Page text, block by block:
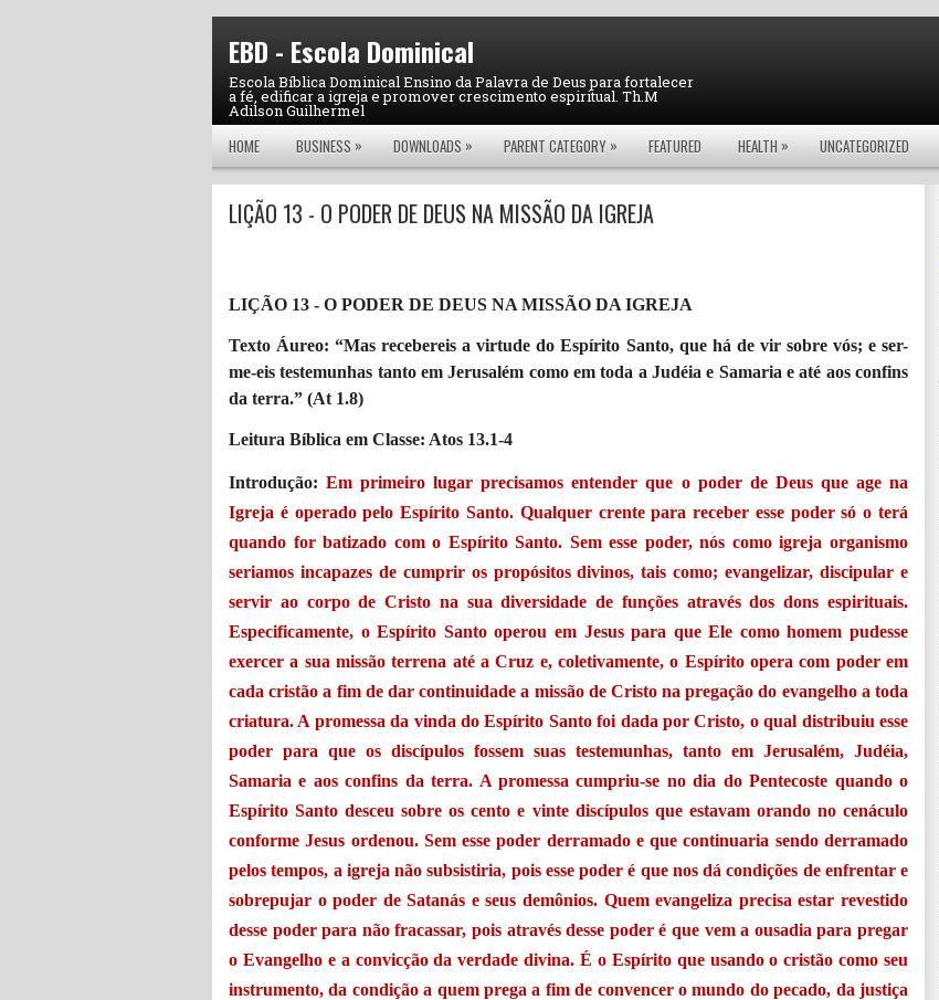
EBD - Escola Dominical
Escola Bíblica Dominical Ensino da Palavra de Deus para fortalecer
a fé, edificar a igreja e promover crescimento espiritual. Th.M
Adilson Guilhermel
HOME BUSINESS » DOWNLOADS » PARENT CATEGORY » FEATURED HEALTH » UNCATEGORIZED
LIÇÃO 13 - O PODER DE DEUS NA MISSÃO DA IGREJA
LIÇÃO 13 - O PODER DE DEUS NA MISSÃO DA IGREJA
Texto Áureo: “Mas recebereis a virtude do Espírito Santo, que há de vir sobre vós; e ser-
me-eis testemunhas tanto em Jerusalém como em toda a Judéia e Samaria e até aos confins
da terra.” (At 1.8)
Leitura Bíblica em Classe: Atos 13.1-4
Introdução:Em primeiro lugar precisamos entender que o poder de Deus que age na
Igreja é operado pelo Espírito Santo. Qualquer crente para receber esse poder só o terá
quando for batizado com o Espírito Santo. Sem esse poder, nós como igreja organismo
seriamos incapazes de cumprir os propósitos divinos, tais como; evangelizar, discipular e
servir ao corpo de Cristo na sua diversidade de funções através dos dons espirituais.
Especificamente, o Espírito Santo operou em Jesus para que Ele como homem pudesse
exercer a sua missão terrena até a Cruz e, coletivamente, o Espírito opera com poder em
cada cristão a fim de dar continuidade a missão de Cristo na pregação do evangelho a toda
criatura. A promessa da vinda do Espírito Santo foi dada por Cristo, o qual distribuiu esse
poder para que os discípulos fossem suas testemunhas, tanto em Jerusalém, Judéia,
Samaria e aos confins da terra. A promessa cumpriu-se no dia do Pentecoste quando o
Espírito Santo desceu sobre os cento e vinte discípulos que estavam orando no cenáculo
conforme Jesus ordenou. Sem esse poder derramado e que continuaria sendo derramado
pelos tempos, a igreja não subsistiria, pois esse poder é que nos dá condições de enfrentar e
sobrepujar o poder de Satanás e seus demônios. Quem evangeliza precisa estar revestido
desse poder para não fracassar, pois através desse poder é que vem a ousadia para pregar
o Evangelho e a convicção da verdade divina. É o Espírito que usando o cristão como seu
instrumento, da condição a quem prega a fim de convencer o mundo do pecado, da justiça